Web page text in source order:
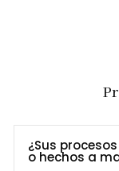
Elegante
¿Sus
o hechos a